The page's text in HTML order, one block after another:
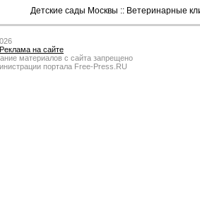
Детские сады Москвы :: Ветеринарные
Реклама на сайте
материалов с сайта запрещено
портала Free-Press.RU